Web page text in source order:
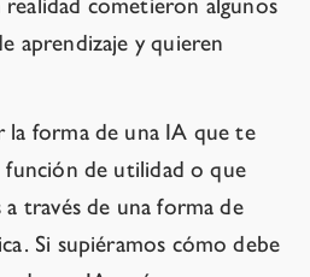
cometieron algunos
aprendizaje y quieren
la forma de una IA que te
de utilidad o que
través de una forma de
Si supiéramos cómo debe